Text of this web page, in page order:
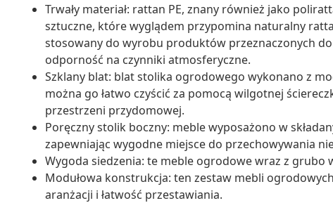
Trwały materiał: rattan PE, znany również jako
sztuczne, które wyglądem przypomina naturalny
stosowany do wyrobu produktów przeznaczonych
odporność na czynniki atmosferyczne.
Szklany blat: blat stolika ogrodowego wykonano z
można go łatwo czyścić za pomocą wilgotnej
przestrzeni przydomowej.
Poręczny stolik boczny: meble wyposażono w
zapewniając wygodne miejsce do przechowywania
Wygoda siedzenia: te meble ogrodowe wraz z grubo
Modułowa konstrukcja: ten zestaw mebli
aranżacji i łatwość przestawiania.